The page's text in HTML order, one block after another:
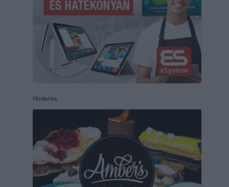
Hirdetés